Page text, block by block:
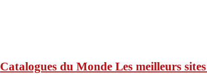
Catalogues du Monde Les meilleurs